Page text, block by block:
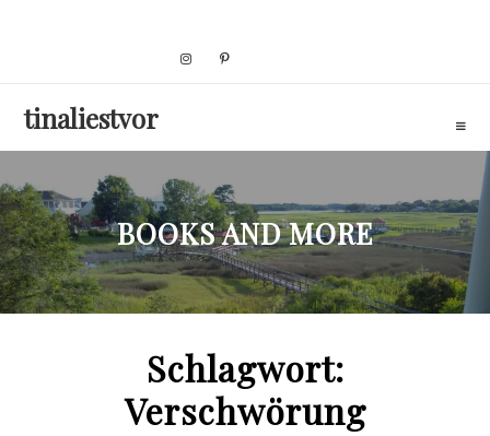
tinaliestvor
BOOKS AND MORE
Schlagwort:
Verschwörung